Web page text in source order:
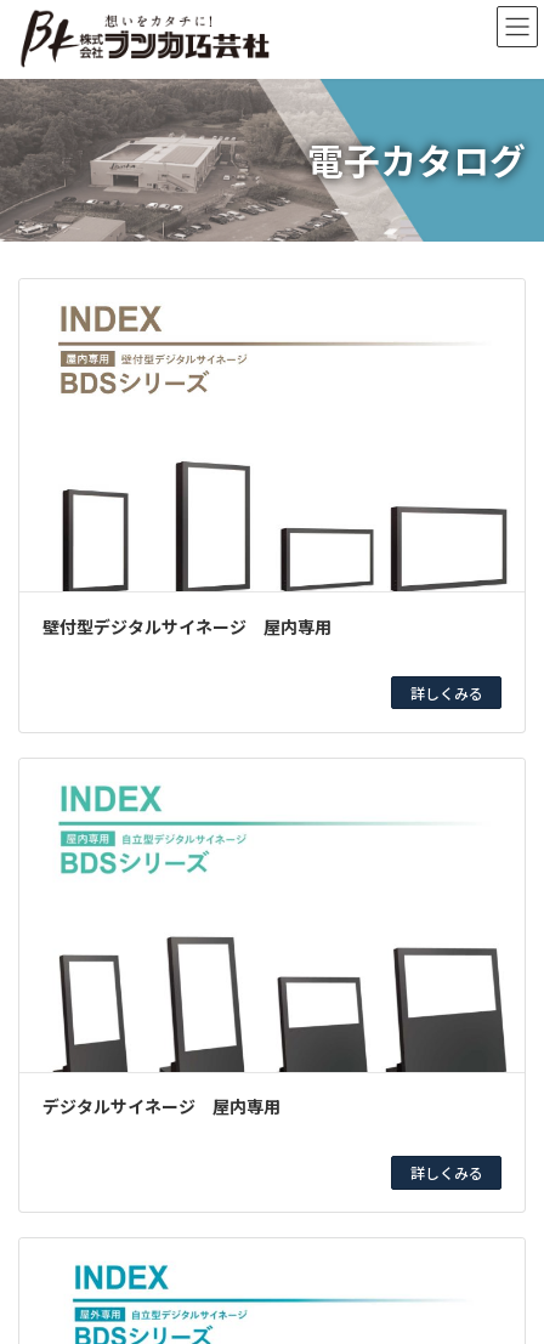
ン
ツ
へ
ス
キ
ッ
プ
ー
シ
ョ
ン
に
移
動
電子カタログ
壁付型デジタルサイネージ 屋内専用
詳しくみる
デジタルサイネージ 屋内専用
詳しくみる